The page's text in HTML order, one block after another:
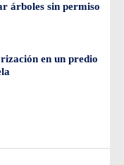
árboles sin permiso
en un predio